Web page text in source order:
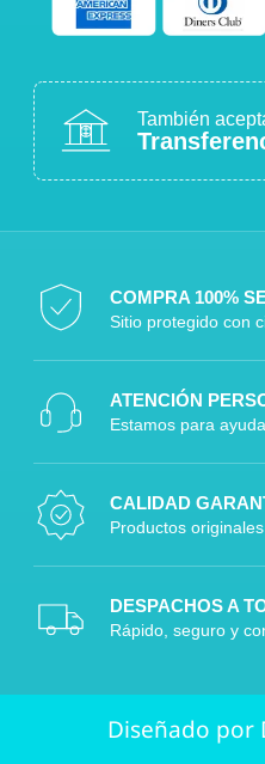
También
COMPRA 100%
Sitio protegido con
ATENCIÓN
Estamos para
CALIDAD
Productos
DESPACHOS A
Rápido, seguro y
Diseñado por